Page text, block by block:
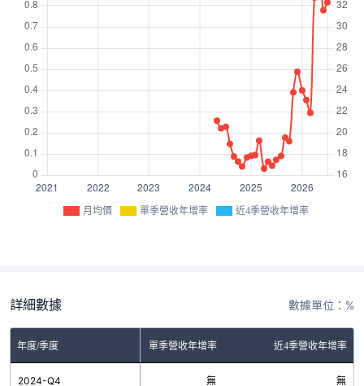
月均價 單季營收年增率 近4季營收年增率
詳細數據 數據單位：%
年度/季度 單季營收年增率 近4季營收年增率
2024-Q4 無 無